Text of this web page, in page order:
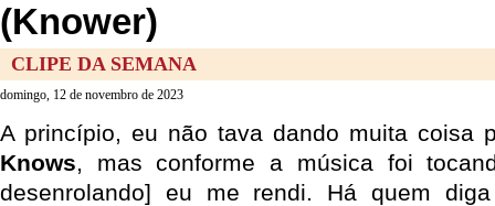
(Knower)
CLIPE DA SEMANA
domingo, 12 de novembro de 2023
A princípio, eu não tava dando muita coisa
Knows, mas conforme a música foi
desenrolando] eu me rendi. Há quem